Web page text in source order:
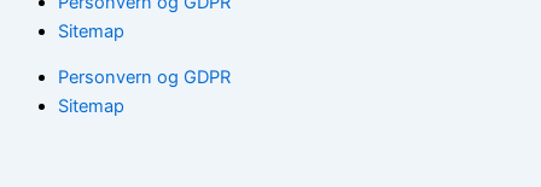
Sitemap
Personvern og GDPR
Sitemap